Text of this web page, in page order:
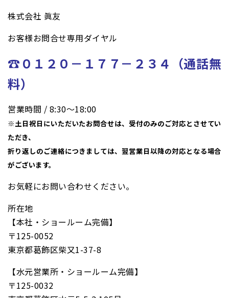
株式会社 眞友
お客様お問合せ専用ダイヤル
☎０１２０－１７７－２３４（通話無
料）
営業時間 / 8:30〜18:00
※土日祝日にいただいたお問合せは、受付のみのご対応とさせてい
ただき、
折り返しのご連絡につきましては、翌営業日以降の対応となる場合
がございます。
お気軽にお問い合わせください。
所在地
【本社・ショールーム完備】
〒125-0052
東京都葛飾区柴又1-37-8
【水元営業所・ショールーム完備】
〒125-0032